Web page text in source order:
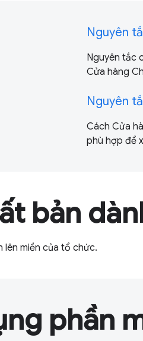
Nguyên
Nguyên tắc
Cửa hàng
Nguyên
Cách Cửa
phù hợp để
bản
lên miền của tổ chức.
phần